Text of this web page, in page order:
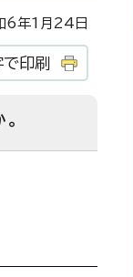
6年1月24日
印刷